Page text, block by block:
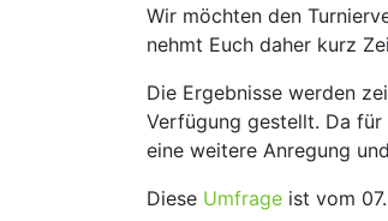
Wir möchten den
nehmt Euch daher kurz
Die Ergebnisse werden
Verfügung gestellt. Da
eine weitere Anregung
Diese Umfrage ist vom